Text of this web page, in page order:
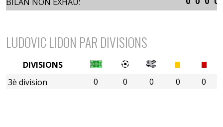
LUDOVIC LIDON PAR DIVISIONS
0 0 0 0 0
DIVISIONS
3è division